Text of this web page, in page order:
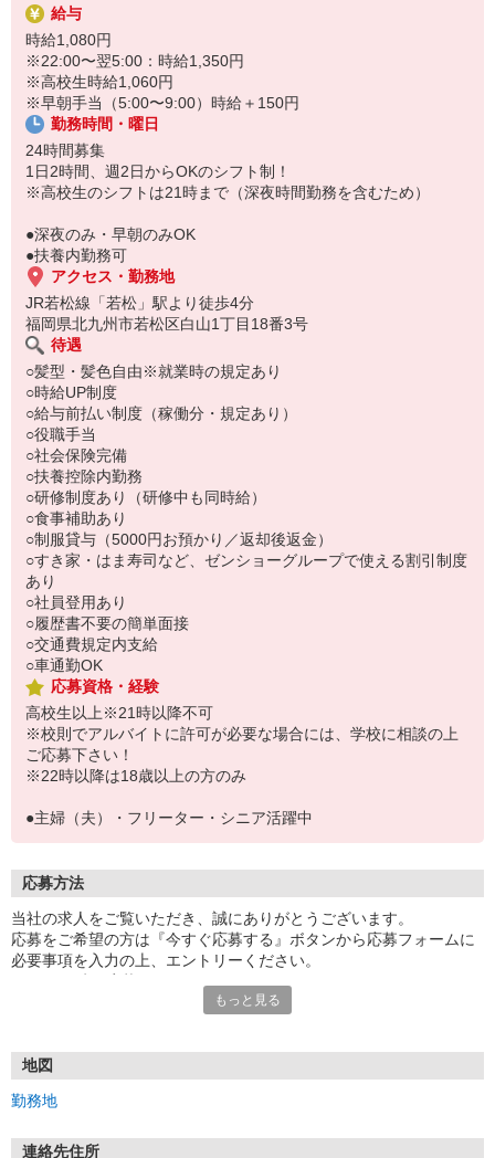
他にも、食材の調整や金銭管理、新しく入社したクルーの研修など
様々なお仕事があります。
セルフオーダー、セルフ会計で、現金の受け渡しはほとんどありま
せん。※一部店舗を除く
取り間違いもなく安心でスムーズ♪
マニュアルも用意していますので飲食店が初めての方でも大丈夫！
もちろん先輩クルーがしっかり教えてくれるので安心してくださ
い。
給与
時給1,080円
※22:00〜翌5:00：時給1,350円
※高校生時給1,060円
※早朝手当（5:00〜9:00）時給＋150円
勤務時間・曜日
24時間募集
1日2時間、週2日からOKのシフト制！
※高校生のシフトは21時まで（深夜時間勤務を含むため）
●深夜のみ・早朝のみOK
●扶養内勤務可
アクセス・勤務地
JR若松線「若松」駅より徒歩4分
福岡県北九州市若松区白山1丁目18番3号
待遇
○髪型・髪色自由※就業時の規定あり
○時給UP制度
○給与前払い制度（稼働分・規定あり）
○役職手当
○社会保険完備
○扶養控除内勤務
○研修制度あり（研修中も同時給）
○食事補助あり
○制服貸与（5000円お預かり／返却後返金）
○すき家・はま寿司など、ゼンショーグループで使える割引制度
あり
○社員登用あり
○履歴書不要の簡単面接
○交通費規定内支給
○車通勤OK
応募資格・経験
高校生以上※21時以降不可
※校則でアルバイトに許可が必要な場合には、学校に相談の上
ご応募下さい！
※22時以降は18歳以上の方のみ
●主婦（夫）・フリーター・シニア活躍中
応募方法
当社の求人をご覧いただき、誠にありがとうございます。
応募をご希望の方は『今すぐ応募する』ボタンから応募フォームに
必要事項を入力の上、エントリーください。
号」など
もっと見る
地図
勤務地
連絡先住所